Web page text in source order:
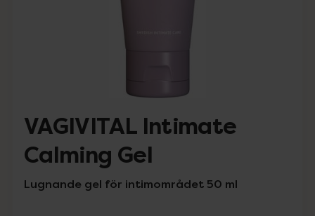
VAGIVITAL Intimate
Calming Gel
Lugnande gel för intimområdet 50 ml